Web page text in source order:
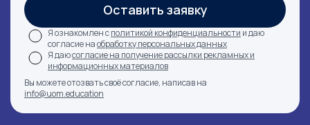
Оставить заявку
Я ознакомлен сполитикой конфиденциальности и даю
согласие наобработку персональных данных
Я даюсогласие на получение рассылки рекламных и
информационных материалов
Вы можете отозвать своё согласие, написав на
info@uom.education